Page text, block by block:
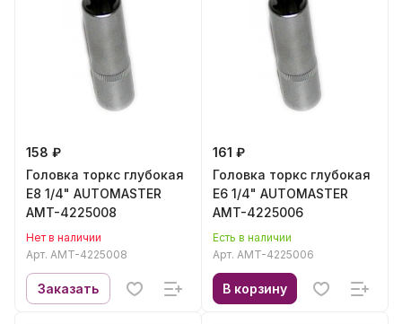
158 ₽
Головка торкс глубокая
E8 1/4" AUTOMASTER
AMT-4225008
Нет в наличии
Арт. AMT-4225008
Заказать
161 ₽
Головка торкс глубокая
E6 1/4" AUTOMASTER
AMT-4225006
Есть в наличии
Арт. AMT-4225006
В корзину